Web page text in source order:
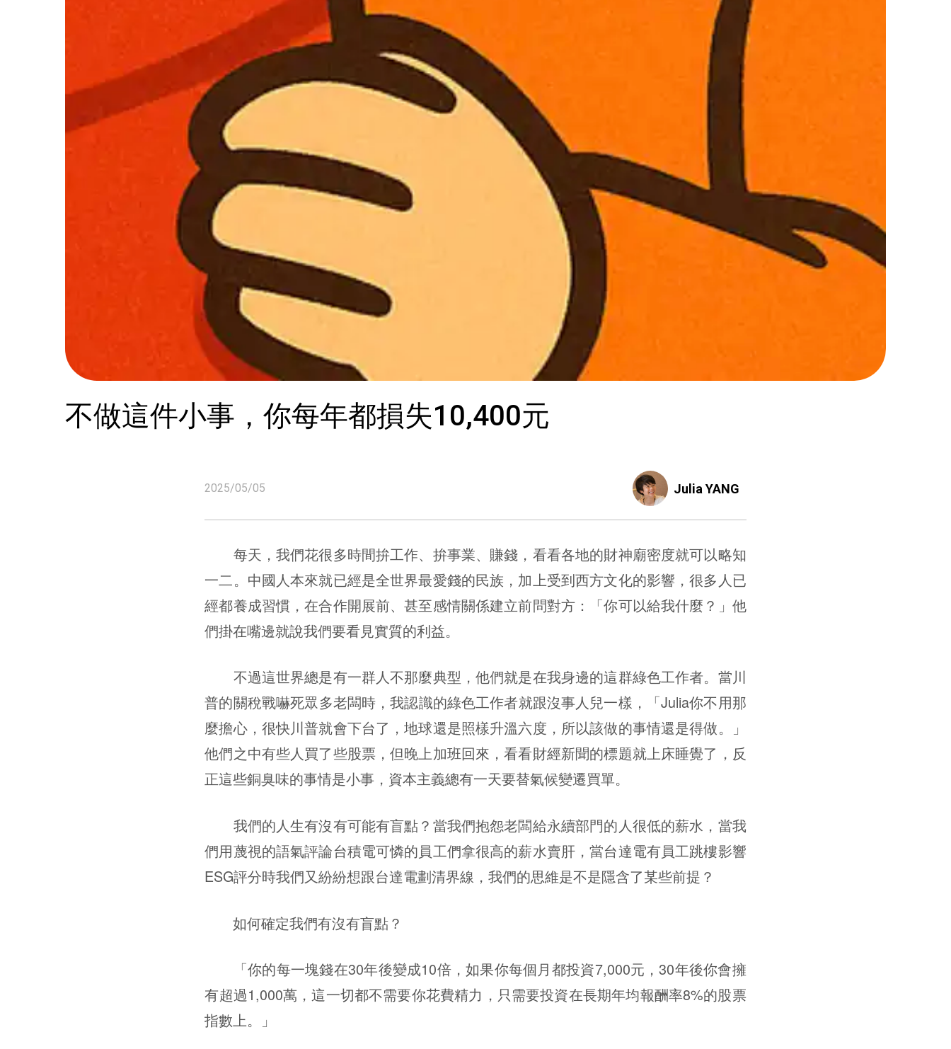
不做這件小事，你每年都損失10,400元
2025/05/05 Julia YANG
每天，我們花很多時間拚工作、拚事業、賺錢，看看各地的財神廟密度就可以略知
一二。中國人本來就已經是全世界最愛錢的民族，加上受到西方文化的影響，很多人已
經都養成習慣，在合作開展前、甚至感情關係建立前問對方：「你可以給我什麼？」他
們掛在嘴邊就說我們要看見實質的利益。
不過這世界總是有一群人不那麼典型，他們就是在我身邊的這群綠色工作者。當川
普的關稅戰嚇死眾多老闆時，我認識的綠色工作者就跟沒事人兒一樣，「Julia你不用那
麼擔心，很快川普就會下台了，地球還是照樣升溫六度，所以該做的事情還是得做。」
他們之中有些人買了些股票，但晚上加班回來，看看財經新聞的標題就上床睡覺了，反
正這些銅臭味的事情是小事，資本主義總有一天要替氣候變遷買單。
我們的人生有沒有可能有盲點？當我們抱怨老闆給永續部門的人很低的薪水，當我
們用蔑視的語氣評論台積電可憐的員工們拿很高的薪水賣肝，當台達電有員工跳樓影響
ESG評分時我們又紛紛想跟台達電劃清界線，我們的思維是不是隱含了某些前提？
如何確定我們有沒有盲點？
「你的每一塊錢在30年後變成10倍，如果你每個月都投資7,000元，30年後你會擁
有超過1,000萬，這一切都不需要你花費精力，只需要投資在長期年均報酬率8%的股票
指數上。」